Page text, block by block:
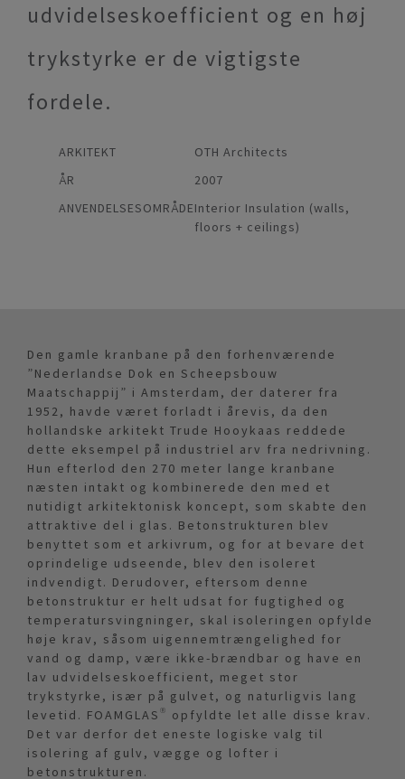
udvidelseskoefficient og en høj
trykstyrke er de vigtigste
fordele.
ARKITEKT
OTH Architects
ÅR
2007
ANVENDELSESOMRÅDEInterior Insulation (walls,
floors + ceilings)
Den gamle kranbane på den forhenværende
”Nederlandse Dok en Scheepsbouw
Maatschappij” i Amsterdam, der daterer fra
1952, havde været forladt i årevis, da den
hollandske arkitekt Trude Hooykaas reddede
dette eksempel på industriel arv fra nedrivning.
Hun efterlod den 270 meter lange kranbane
næsten intakt og kombinerede den med et
nutidigt arkitektonisk koncept, som skabte den
attraktive del i glas. Betonstrukturen blev
benyttet som et arkivrum, og for at bevare det
oprindelige udseende, blev den isoleret
indvendigt. Derudover, eftersom denne
betonstruktur er helt udsat for fugtighed og
temperatursvingninger, skal isoleringen opfylde
høje krav, såsom uigennemtrængelighed for
vand og damp, være ikke-brændbar og have en
lav udvidelseskoefficient, meget stor
trykstyrke, især på gulvet, og naturligvis lang
levetid. FOAMGLAS® opfyldte let alle disse krav.
Det var derfor det eneste logiske valg til
isolering af gulv, vægge og lofter i
betonstrukturen.